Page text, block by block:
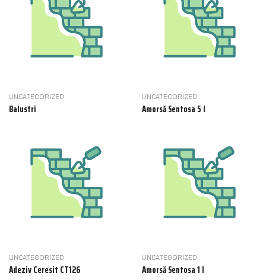
UNCATEGORIZED
Balustri
UNCATEGORIZED
Amorsă Sentosa 5 l
UNCATEGORIZED
Adeziv Ceresit CT126
UNCATEGORIZED
Amorsă Sentosa 1 l